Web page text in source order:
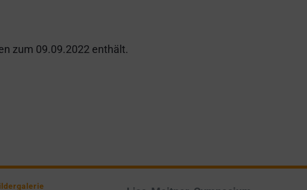
zum 09.09.2022 enthält.